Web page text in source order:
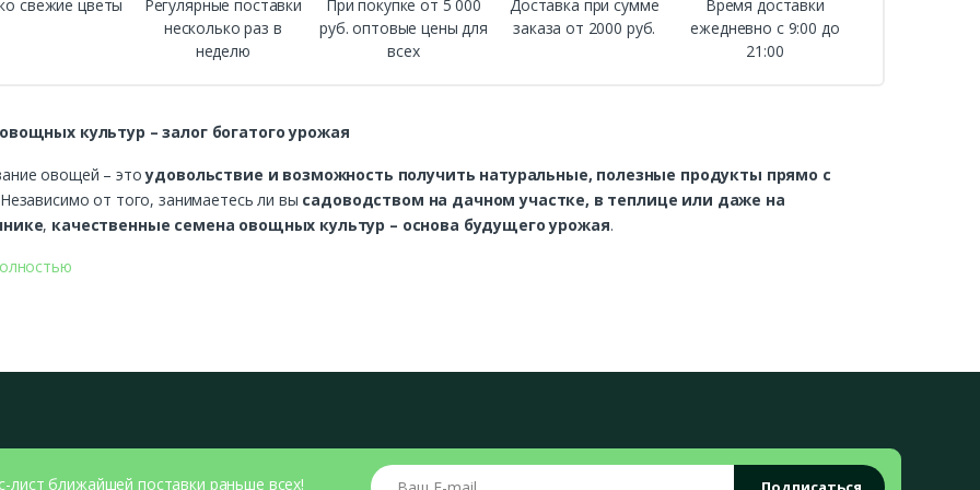
свежие цветы
Регулярные поставки
несколько раз в
неделю
При покупке от 5 000
руб. оптовые цены для
всех
Доставка при сумме
заказа от 2000 руб.
Время доставки
ежедневно с 9:00 до
21:00
культур – залог богатого урожая
овощей – этоудовольствие и возможность получить натуральные, полезные продукты прямо с
от того, занимаетесь ли вы садоводством на дачном участке, в теплице или даже на
, качественные семена овощных культур – основа будущего урожая.
магазине представлены
сортов– подходит для разных климатических условий
– возможность вырастить овощи без химических добавок
лист ближайшей поставки раньше всех! Ваш E-mail